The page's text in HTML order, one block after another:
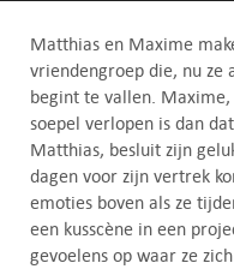
Matthias en Maxime
vriendengroep die, nu
begint te vallen.
soepel verlopen is dan
Matthias, besluit zijn
dagen voor zijn vertrek
emoties boven als ze
een kusscène in een
gevoelens op waar ze